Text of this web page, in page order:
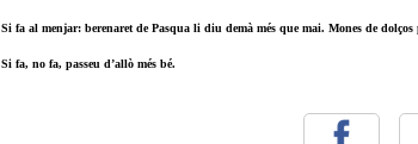
Si fa al menjar: berenaret de Pasqua li diu demà més que mai. Mones de
Si fa, no fa, passeu d’allò més bé.